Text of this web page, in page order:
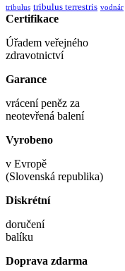
tribulus tribulus terrestris vodnár
Certifikace
Úřadem veřejného
zdravotnictví
Garance
vrácení peněz za
neotevřená balení
Vyrobeno
v Evropě
(Slovenská republika)
Diskrétní
doručení
balíku
Doprava zdarma